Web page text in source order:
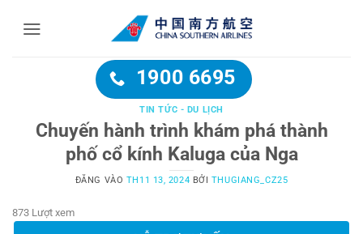
1900 6695
TIN TỨC - DU LỊCH
Chuyến hành trình khám phá thành
phố cổ kính Kaluga của Nga
ĐĂNG VÀO TH11 13, 2024 BỞI THUGIANG_CZ25
873 Lượt xem